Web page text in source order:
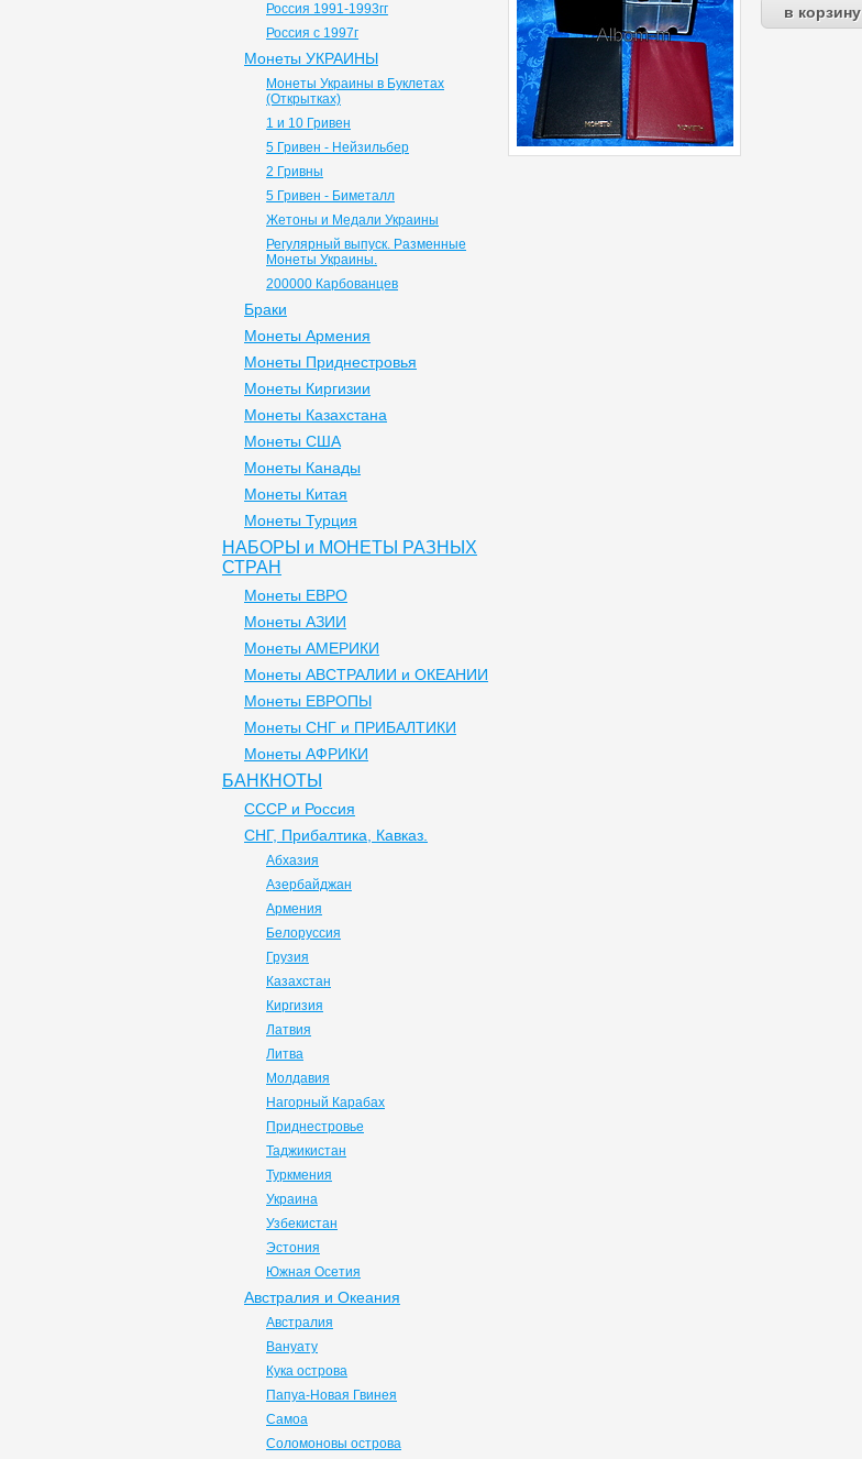
Россия 1991-1993гг
Россия с 1997г
Монеты УКРАИНЫ
Монеты Украины в Буклетах
(Открытках)
1 и 10 Гривен
5 Гривен - Нейзильбер
2 Гривны
5 Гривен - Биметалл
Жетоны и Медали Украины
Регулярный выпуск. Разменные
Монеты Украины.
200000 Карбованцев
Браки
Монеты Армения
Монеты Приднестровья
Монеты Киргизии
Монеты Казахстана
Монеты США
Монеты Канады
Монеты Китая
Монеты Турция
НАБОРЫ и МОНЕТЫ РАЗНЫХ
СТРАН
Монеты ЕВРО
Монеты АЗИИ
Монеты АМЕРИКИ
Монеты АВСТРАЛИИ и ОКЕАНИИ
Монеты ЕВРОПЫ
Монеты СНГ и ПРИБАЛТИКИ
Монеты АФРИКИ
БАНКНОТЫ
СССР и Россия
СНГ, Прибалтика, Кавказ.
Абхазия
Азербайджан
Армения
Белоруссия
Грузия
Казахстан
Киргизия
Латвия
Литва
Молдавия
Нагорный Карабах
Приднестровье
Таджикистан
Туркмения
Украина
Узбекистан
Эстония
Южная Осетия
Австралия и Океания
Австралия
Вануату
Кука острова
Папуа-Новая Гвинея
Самоа
Соломоновы острова